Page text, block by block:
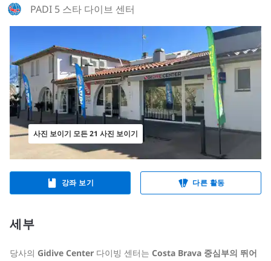
PADI 5 스타 다이브 센터
사진 보이기 모든 21 사진 보이기
강좌 보기 다른 활동
세부
당사의 Gidive Center 다이빙 센터는 Costa Brava 중심부의 뛰어